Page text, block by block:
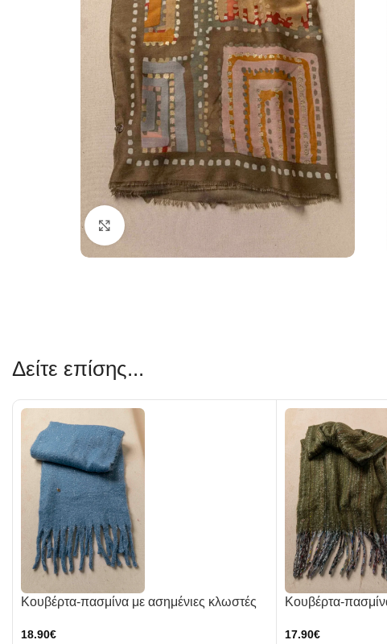
Δείτε επίσης...
Κουβέρτα-πασμίνα με ασημένιες κλωστές
18.90€
Κουβέρτα-
17.90€